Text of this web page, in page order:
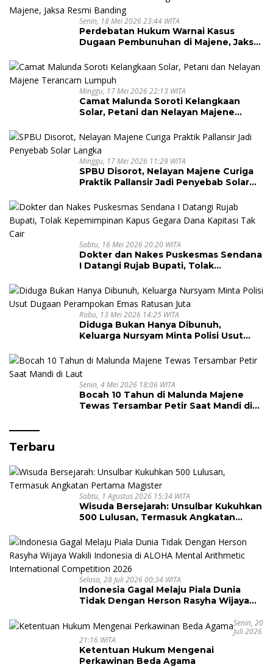
Senin, 18 Mei 2026 23:44 WITA
Perdebatan Hukum Warnai Kasus
Dugaan Pembunuhan di Majene, Jaksa
Minggu, 17 Mei 2026 22:13 WITA
Camat Malunda Soroti Kelangkaan
Solar, Petani dan Nelayan Majene
Minggu, 17 Mei 2026 11:29 WITA
SPBU Disorot, Nelayan Majene Curiga
Praktik Pallansir Jadi Penyebab Solar
Sabtu, 16 Mei 2026 20:20 WITA
Dokter dan Nakes Puskesmas Sendana
I Datangi Rujab Bupati, Tolak
Kapitasi Tak Cair
Rabu, 13 Mei 2026 14:25 WITA
Diduga Bukan Hanya Dibunuh,
Keluarga Nursyam Minta Polisi Usut
Juta
Senin, 4 Mei 2026 18:06 WITA
Bocah 10 Tahun di Malunda Majene
Tewas Tersambar Petir Saat Mandi di
Terbaru
Sabtu, 1 Agustus 2026 15:34 WITA
Wisuda Bersejarah: Unsulbar Kukuhkan
500 Lulusan, Termasuk Angkatan
Selasa, 28 Juli 2026 00:34 WITA
Indonesia Gagal Melaju Piala Dunia
Tidak Dengan Herson Rasyha Wijaya
Arithmetic International Competition
Senin, 20
Juli 2026
21:16 WITA
Ketentuan Hukum Mengenai
Perkawinan Beda Agama